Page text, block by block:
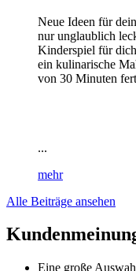
Neue Ideen für
nur unglaublich
Kinderspiel für
ein kulinarische
von 30 Minuten
...
mehr
Alle Beiträge ansehen
Eine große